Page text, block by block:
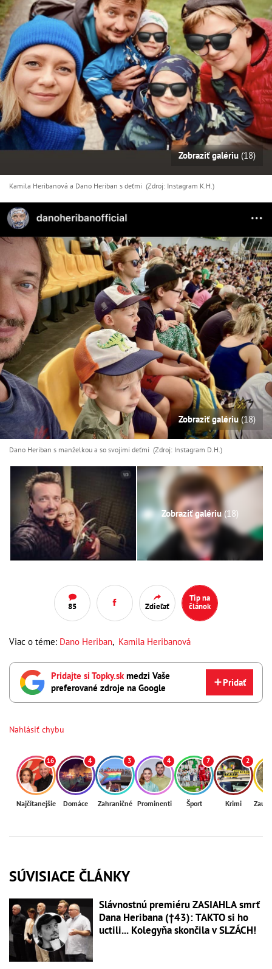
Zobraziť galériu (18)
Kamila Heribanová a Dano Heriban s deťmi (Zdroj: Instagram K.H.)
Zobraziť galériu (18)
Dano Heriban s manželkou a so svojimi deťmi (Zdroj: Instagram D.H.)
Zobraziť galériu(18)
85 Zdieľať
Tip na
článok
Viac o téme: Dano Heriban, Kamila Heribanová
Pridajte si Topky.skmedzi Vaše
preferované zdroje na Google
Pridať
Nahlásiť chybu
16
Najčítanejšie
4
Domáce
3
Zahraničné
4
Prominenti
7
Šport
2
Krimi
SÚVISIACE ČLÁNKY
Slávnostnú premiéru ZASIAHLA smrť
Dana Heribana (†43): TAKTO si ho
uctili... Kolegyňa skončila v SLZÁCH!